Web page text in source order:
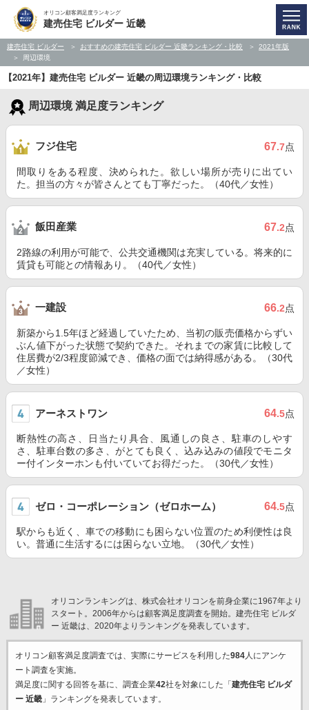
オリコン顧客満足度ランキング
建売住宅 ビルダー 近畿
建売住宅 ビルダー おすすめの建売住宅 ビルダー 近畿ランキング・比較
2021年版
周辺環境
【2021年】建売住宅 ビルダー 近畿の周辺環境ランキング・比較
周辺環境 満足度ランキング
フジ住宅 67.7点
間取りをある程度、決められた。欲しい場所が売りに出てい
た。担当の方々が皆さんとても丁寧だった。（40代／女性）
飯田産業 67.2点
2路線の利用が可能で、公共交通機関は充実している。将来的に
賃貸も可能との情報あり。（40代／女性）
一建設 66.2点
新築から1.5年ほど経過していたため、当初の販売価格からずい
ぶん値下がった状態で契約できた。それまでの家賃に比較して
住居費が2/3程度節減でき、価格の面では納得感がある。（30代
／女性）
アーネストワン 64.5点
断熱性の高さ、日当たり具合、風通しの良さ、駐車のしやす
さ、駐車台数の多さ、がとても良く、込み込みの値段でモニタ
ー付インターホンも付いていてお得だった。（30代／女性）
ゼロ・コーポレーション（ゼロホーム） 64.5点
駅からも近く、車での移動にも困らない位置のため利便性は良
い。普通に生活するには困らない立地。（30代／女性）
オリコンランキングは、株式会社オリコンを前身企業に1967年より
スタート。2006年からは顧客満足度調査を開始。建売住宅 ビルダ
ー 近畿は、2020年よりランキングを発表しています。
オリコン顧客満足度調査では、実際にサービスを利用した984人にアンケ
ート調査を実施。
満足度に関する回答を基に、調査企業42社を対象にした「 建売住宅 ビルダ
ー 近畿」ランキングを発表しています。